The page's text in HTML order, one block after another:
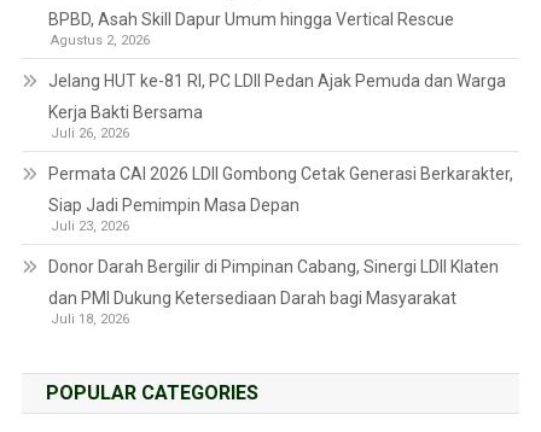
BPBD, Asah Skill Dapur Umum hingga Vertical Rescue
Agustus 2, 2026
Jelang HUT ke-81 RI, PC LDII Pedan Ajak Pemuda dan Warga
Kerja Bakti Bersama
Juli 26, 2026
Permata CAI 2026 LDII Gombong Cetak Generasi Berkarakter,
Siap Jadi Pemimpin Masa Depan
Juli 23, 2026
Donor Darah Bergilir di Pimpinan Cabang, Sinergi LDII Klaten
dan PMI Dukung Ketersediaan Darah bagi Masyarakat
Juli 18, 2026
POPULAR CATEGORIES